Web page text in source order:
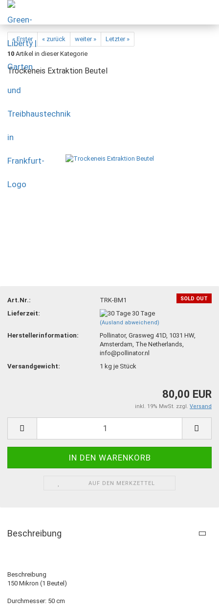
« Erster « zurück weiter »
Letzter »
10 Artikel in dieser Kategorie
Trockeneis Extraktion Beutel
SOLD OUT
Art.Nr.:
TRK-BM1
Lieferzeit:
30 Tage
(Ausland abweichend)
Herstellerinformation:
Pollinator, Grasweg 41D, 1031 HW,
Amsterdam, The Netherlands,
info@pollinator.nl
Versandgewicht:
1 kg je Stück
80,00 EUR
inkl. 19% MwSt. zzgl. Versand
AUF DEN MERKZETTEL
Beschreibung
Beschreibung
150 Mikron (1 Beutel)
Durchmesser: 50 cm